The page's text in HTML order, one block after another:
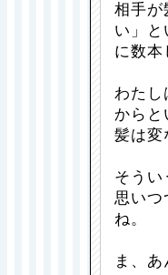
相手が
い」
に数本
わたし
から
髪は変
そう
思いつ
ね。
ま、あ